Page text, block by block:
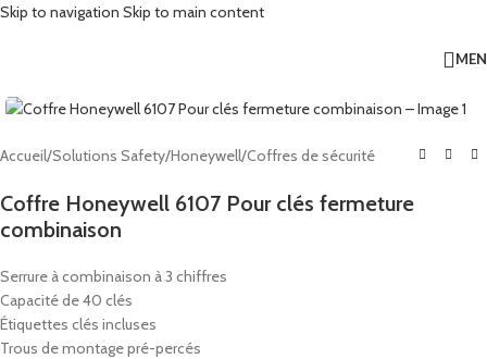
Skip to navigation Skip to main content
Accueil/Solutions Safety/Honeywell/Coffres de sécurité
Coffre Honeywell 6107 Pour clés fermeture
combinaison
Serrure à combinaison à 3 chiffres
Capacité de 40 clés
Étiquettes clés incluses
Trous de montage pré-percés